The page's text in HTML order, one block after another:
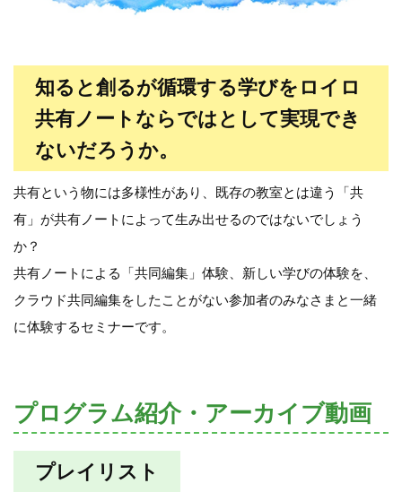
知ると創るが循環する学びをロイロ
共有ノートならではとして実現でき
ないだろうか。
共有という物には多様性があり、既存の教室とは違う「共
有」が共有ノートによって生み出せるのではないでしょう
か？
共有ノートによる「共同編集」体験、新しい学びの体験を、
クラウド共同編集をしたことがない参加者のみなさまと一緒
に体験するセミナーです。
プログラム紹介・アーカイブ動画
プレイリスト